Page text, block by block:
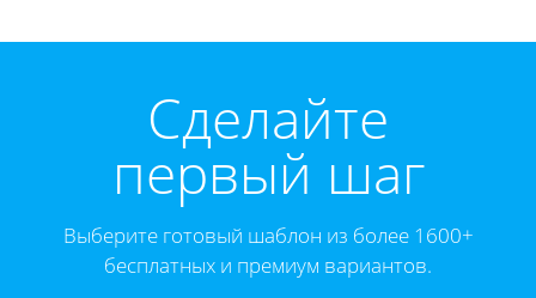
Cделайте
первый шаг
Выберите готовый шаблон из более 1600+
бесплатных и премиум вариантов.